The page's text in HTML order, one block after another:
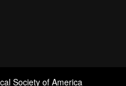
Society of America